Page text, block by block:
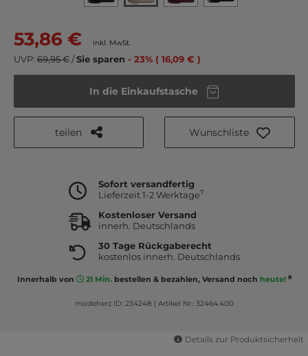
53,86 € inkl. MwSt.
UVP: 69,95 €/Sie sparen - 23% ( 16,09 € )
In die Einkaufstasche
teilen Wunschliste
Sofort versandfertig
Lieferzeit 1-2 Werktage7
Kostenloser Versand
innerh. Deutschlands
30 Tage Rückgaberecht
kostenlos innerh. Deutschlands
Innerhalb von 21 Min.bestellen & bezahlen, Versand noch heute! 8
modeherz ID: 234248 | Artikel Nr.: 32464.400
Details zur Produktsicherheit